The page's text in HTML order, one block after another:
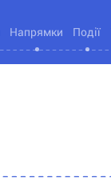
Напрямки Події